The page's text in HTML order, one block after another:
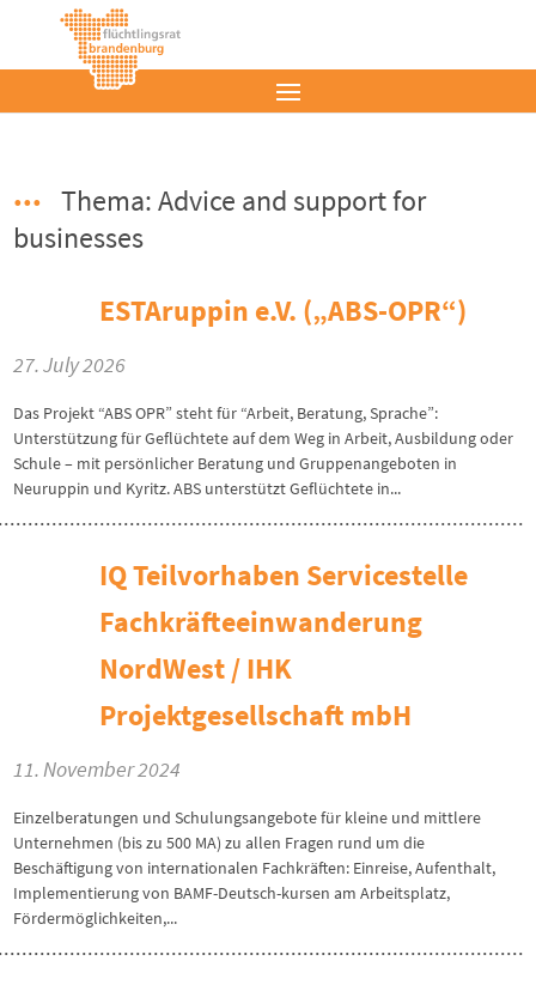
Thema: Advice and support for
businesses
ESTAruppin e.V. („ABS-OPR“)
27. July 2026
Das Projekt “ABS OPR” steht für “Arbeit, Beratung, Sprache”:
Unterstützung für Geflüchtete auf dem Weg in Arbeit, Ausbildung oder
Schule – mit persönlicher Beratung und Gruppenangeboten in
Neuruppin und Kyritz. ABS unterstützt Geflüchtete in...
IQ Teilvorhaben Servicestelle
Fachkräfteeinwanderung
NordWest / IHK
Projektgesellschaft mbH
11. November 2024
Einzelberatungen und Schulungsangebote für kleine und mittlere
Unternehmen (bis zu 500 MA) zu allen Fragen rund um die
Beschäftigung von internationalen Fachkräften: Einreise, Aufenthalt,
Implementierung von BAMF-Deutsch-kursen am Arbeitsplatz,
Fördermöglichkeiten,...